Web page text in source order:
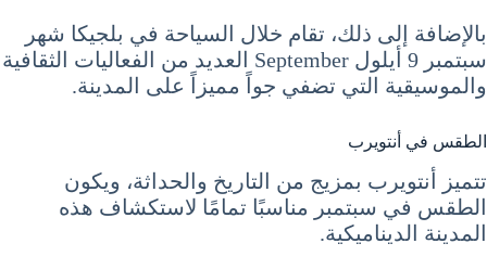
بالإضافة إلى ذلك، تقام خلال السياحة في بلجيكا شهر
سبتمبر 9 أيلول September العديد من الفعاليات الثقافية
والموسيقية التي تضفي جواً مميزاً على المدينة.
الطقس في أنتويرب
تتميز أنتويرب بمزيج من التاريخ والحداثة، ويكون
الطقس في سبتمبر مناسبًا تمامًا لاستكشاف هذه
المدينة الديناميكية.